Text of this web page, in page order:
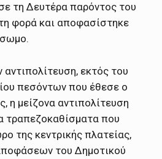
τη Δευτέρα παρόντος του
φορά και αποφασίστηκε
εκτός του
πεσόντων που έθεσε ο
η μείζονα αντιπολίτευση
τραπεζοκαθίσματα που
της κεντρικής πλατείας,
του Δημοτικού